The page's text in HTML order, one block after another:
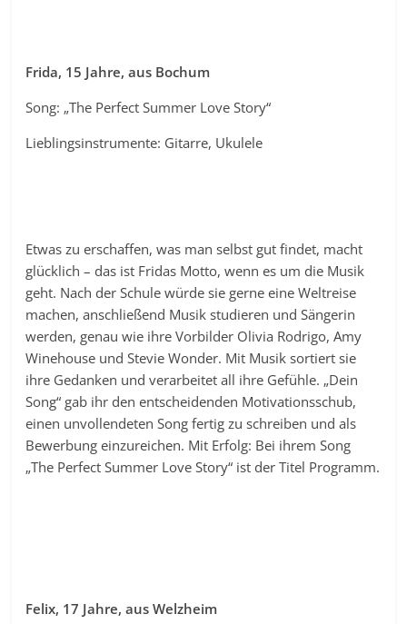
Frida, 15 Jahre, aus Bochum
Song: „The Perfect Summer Love Story“
Lieblingsinstrumente: Gitarre, Ukulele
Etwas zu erschaffen, was man selbst gut findet, macht
glücklich – das ist Fridas Motto, wenn es um die Musik
geht. Nach der Schule würde sie gerne eine Weltreise
machen, anschließend Musik studieren und Sängerin
werden, genau wie ihre Vorbilder Olivia Rodrigo, Amy
Winehouse und Stevie Wonder. Mit Musik sortiert sie
ihre Gedanken und verarbeitet all ihre Gefühle. „Dein
Song“ gab ihr den entscheidenden Motivationsschub,
einen unvollendeten Song fertig zu schreiben und als
Bewerbung einzureichen. Mit Erfolg: Bei ihrem Song
„The Perfect Summer Love Story“ ist der Titel Programm.
Felix, 17 Jahre, aus Welzheim